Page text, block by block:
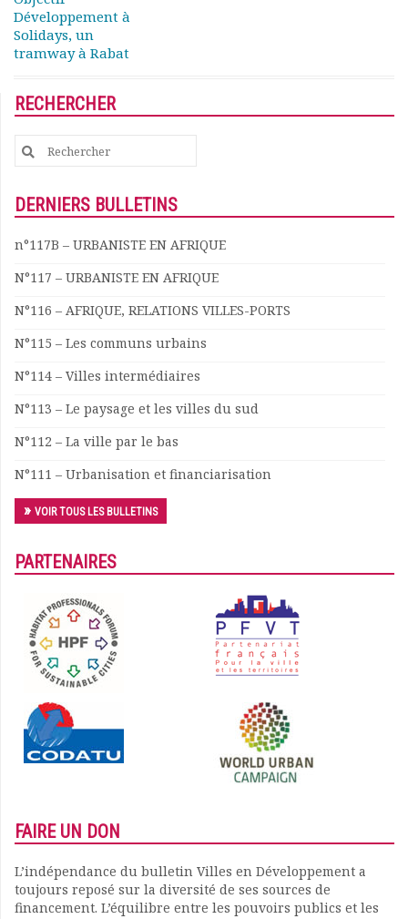
Développement à
Solidays, un
tramway à Rabat
RECHERCHER
Search
for:
DERNIERS BULLETINS
n°117B – URBANISTE EN AFRIQUE
N°117 – URBANISTE EN AFRIQUE
N°116 – AFRIQUE, RELATIONS VILLES-PORTS
N°115 – Les communs urbains
N°114 – Villes intermédiaires
N°113 – Le paysage et les villes du sud
N°112 – La ville par le bas
N°111 – Urbanisation et financiarisation
VOIR TOUS LES BULLETINS
PARTENAIRES
FAIRE UN DON
L’indépendance du bulletin Villes en Développement a
toujours reposé sur la diversité de ses sources de
financement. L’équilibre entre les pouvoirs publics et les